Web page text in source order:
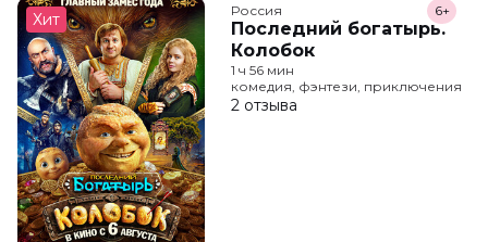
Хит Россия
Последний богатырь.
Колобок
6+
1 ч 56 мин
комедия, фэнтези, приключения
2 отзыва